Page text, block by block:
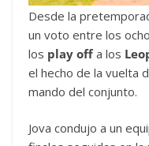
Desde la
un voto entre los
los play offa los
el hecho de la vuelta
mando del conjunto.
Jova condujo a un